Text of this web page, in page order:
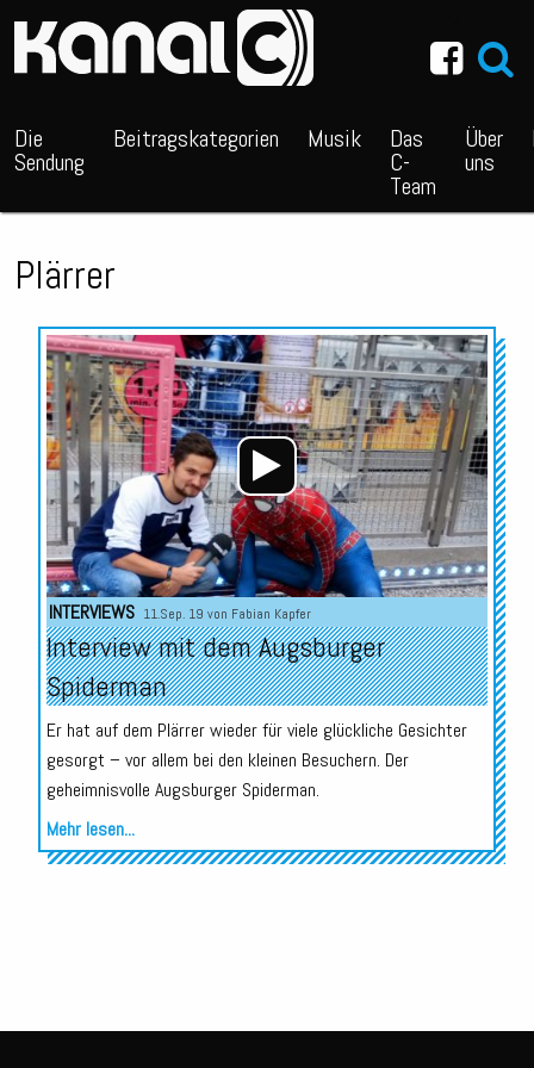
Die
Sendung
Beitragskategorien Musik Das
C-
Team
Über
uns
Plärrer
Audio-
Player
INTERVIEWS 11.Sep. 19 von Fabian Kapfer
Interview mit dem Augsburger
Spiderman
Er hat auf dem Plärrer wieder für viele glückliche Gesichter
gesorgt – vor allem bei den kleinen Besuchern. Der
geheimnisvolle Augsburger Spiderman.
Mehr lesen...